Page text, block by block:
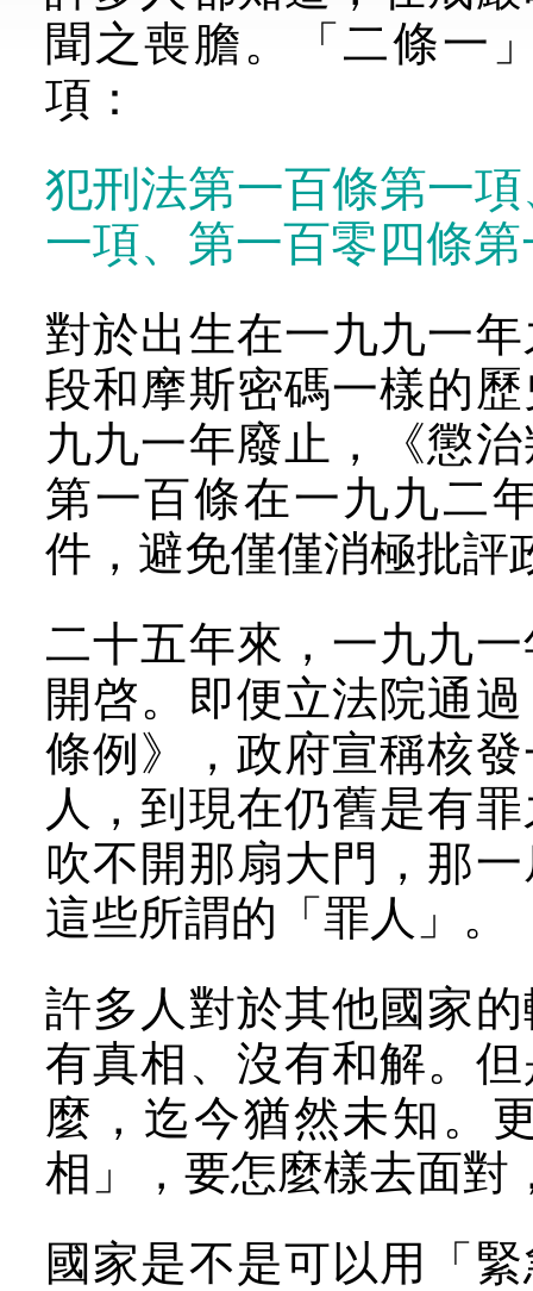
聞之喪膽。「二條一
項：
犯刑法第一百條第一
一項、第一百零四條
對於出生在一九九一
段和摩斯密碼一樣的
九九一年廢止，《懲
第一百條在一九九二
件，避免僅僅消極批評
二十五年來，一九九
開啓。即便立法院通
條例》，政府宣稱核
人，到現在仍舊是有
吹不開那扇大門，那
這些所謂的「罪人」。
許多人對於其他國家
有真相、沒有和解。
麼，迄今猶然未知。
相」，要怎麼樣去面對
國家是不是可以用「